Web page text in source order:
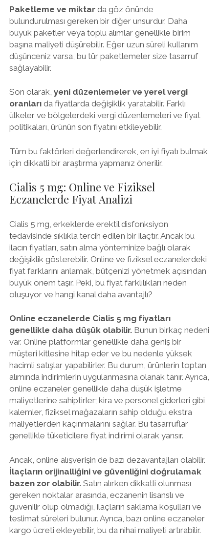
Paketleme ve miktarda göz önünde
bulundurulması gereken bir diğer unsurdur. Daha
büyük paketler veya toplu alımlar genellikle birim
başına maliyeti düşürebilir. Eğer uzun süreli kullanım
düşünceniz varsa, bu tür paketlemeler size tasarruf
sağlayabilir.
Son olarak, yeni düzenlemeler ve yerel vergi
oranlarıda fiyatlarda değişiklik yaratabilir. Farklı
ülkeler ve bölgelerdeki vergi düzenlemeleri ve fiyat
politikaları, ürünün son fiyatını etkileyebilir.
Tüm bu faktörleri değerlendirerek, en iyi fiyatı bulmak
için dikkatli bir araştırma yapmanız önerilir.
Cialis 5 mg: Online ve Fiziksel
Eczanelerde Fiyat Analizi
Cialis 5 mg, erkeklerde erektil disfonksiyon
tedavisinde sıklıkla tercih edilen bir ilaçtır. Ancak bu
ilacın fiyatları, satın alma yönteminize bağlı olarak
değişiklik gösterebilir. Online ve fiziksel eczanelerdeki
fiyat farklarını anlamak, bütçenizi yönetmek açısından
büyük önem taşır. Peki, bu fiyat farklılıkları neden
oluşuyor ve hangi kanal daha avantajlı?
Online eczanelerde Cialis 5 mg fiyatları
genellikle daha düşük olabilir.Bunun birkaç nedeni
var. Online platformlar genellikle daha geniş bir
müşteri kitlesine hitap eder ve bu nedenle yüksek
hacimli satışlar yapabilirler. Bu durum, ürünlerin toptan
alımında indirimlerin uygulanmasına olanak tanır. Ayrıca,
online eczaneler genellikle daha düşük işletme
maliyetlerine sahiptirler; kira ve personel giderleri gibi
kalemler, fiziksel mağazaların sahip olduğu ekstra
maliyetlerden kaçınmalarını sağlar. Bu tasarruflar
genellikle tüketicilere fiyat indirimi olarak yansır.
Ancak, online alışverişin de bazı dezavantajları olabilir.
İlaçların orijinalliğini ve güvenliğini doğrulamak
bazen zor olabilir.Satın alırken dikkatli olunması
gereken noktalar arasında, eczanenin lisanslı ve
güvenilir olup olmadığı, ilaçların saklama koşulları ve
teslimat süreleri bulunur. Ayrıca, bazı online eczaneler
kargo ücreti ekleyebilir, bu da nihai maliyeti artırabilir.